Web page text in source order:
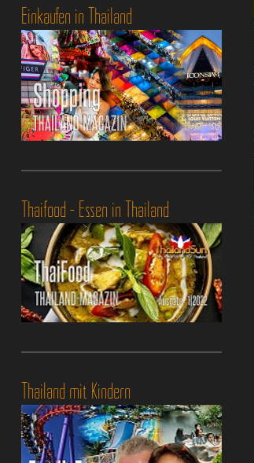
Einkaufen in Thailand
Thaifood - Essen in Thailand
Thailand mit Kindern